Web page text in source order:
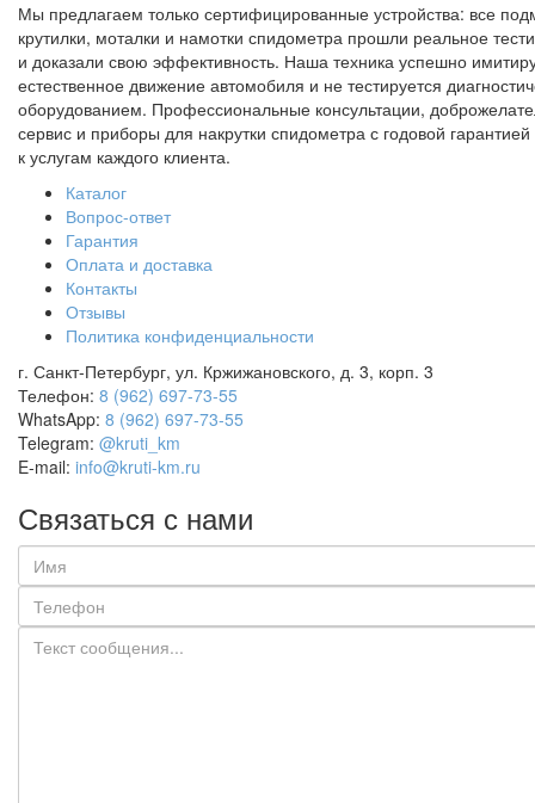
Мы предлагаем только сертифицированные устройства: все
крутилки, моталки и намотки спидометра прошли реальное
и доказали свою эффективность. Наша техника успешно
естественное движение автомобиля и не тестируется
оборудованием. Профессиональные консультации,
сервис и приборы для накрутки спидометра с годовой гарантией
к услугам каждого клиента.
Каталог
Вопрос-ответ
Гарантия
Оплата и доставка
Контакты
Отзывы
Политика конфиденциальности
г. Санкт-Петербург, ул. Кржижановского, д. 3, корп. 3
Телефон: 8 (962) 697-73-55
WhatsApp: 8 (962) 697-73-55
Telegram: @kruti_km
E-mail: info@kruti-km.ru
Связаться с нами